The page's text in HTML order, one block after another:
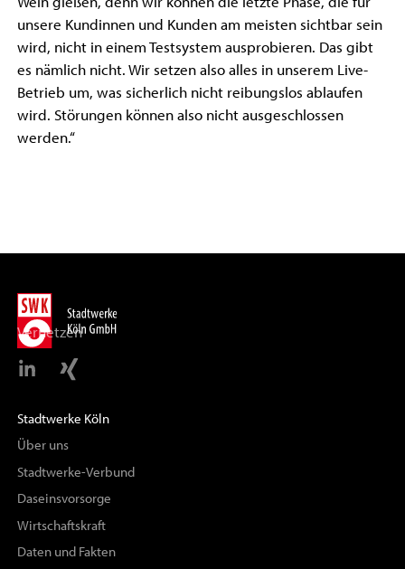
unsere Kundinnen und Kunden am meisten sichtbar sein
wird, nicht in einem Testsystem ausprobieren. Das gibt
es nämlich nicht. Wir setzen also alles in unserem Live-
Betrieb um, was sicherlich nicht reibungslos ablaufen
wird. Störungen können also nicht ausgeschlossen
werden.“
Vernetzen
Stadtwerke Köln
Über uns
Stadtwerke-Verbund
Daseinsvorsorge
Wirtschaftskraft
Daten und Fakten